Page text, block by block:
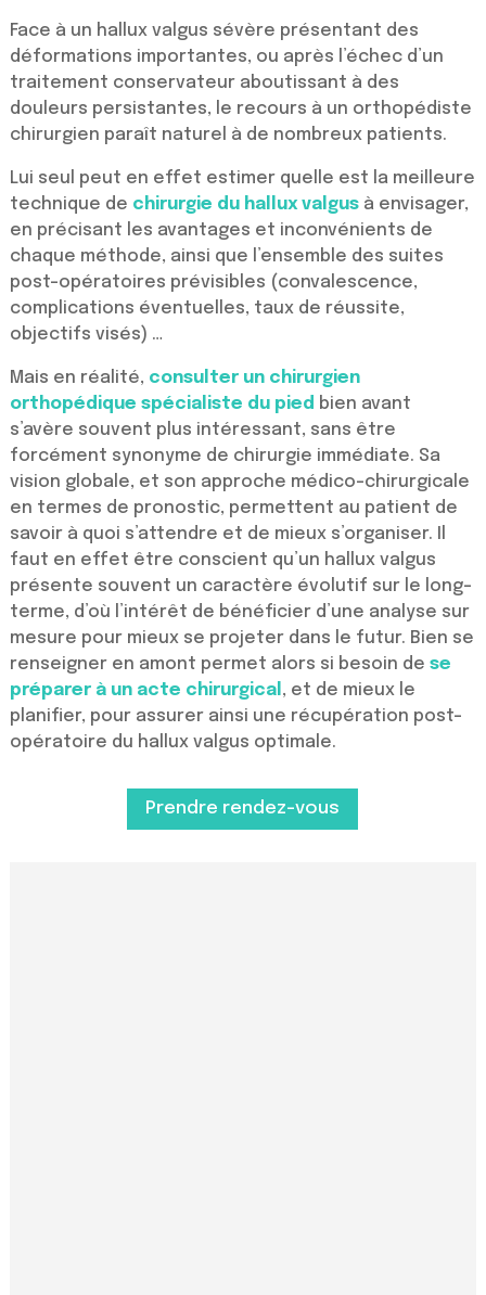
Face à un hallux valgus sévère présentant des
déformations importantes, ou après l’échec d’un
traitement conservateur aboutissant à des
douleurs persistantes, le recours à un orthopédiste
chirurgien paraît naturel à de nombreux patients.
Lui seul peut en effet estimer quelle est la meilleure
technique de chirurgie du hallux valgusà envisager,
en précisant les avantages et inconvénients de
chaque méthode, ainsi que l’ensemble des suites
post-opératoires prévisibles (convalescence,
complications éventuelles, taux de réussite,
objectifs visés) …
Mais en réalité, consulter un chirurgien
orthopédique spécialiste du pied bien avant
s’avère souvent plus intéressant, sans être
forcément synonyme de chirurgie immédiate. Sa
vision globale, et son approche médico-chirurgicale
en termes de pronostic, permettent au patient de
savoir à quoi s’attendre et de mieux s’organiser. Il
faut en effet être conscient qu’un hallux valgus
présente souvent un caractère évolutif sur le long-
terme, d’où l’intérêt de bénéficier d’une analyse sur
mesure pour mieux se projeter dans le futur. Bien se
renseigner en amont permet alors si besoin de se
préparer à un acte chirurgical , et de mieux le
planifier, pour assurer ainsi une récupération post-
opératoire du hallux valgus optimale.
Prendre rendez-vous